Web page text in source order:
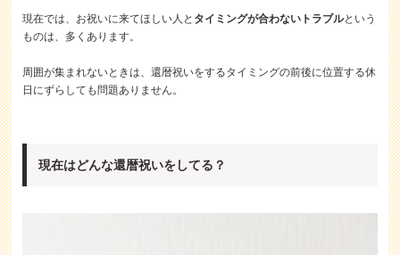
現在では、お祝いに来てほしい人と タイミングが合わないトラブルという
ものは、多くあります。
周囲が集まれないときは、還暦祝いをするタイミングの前後に位置する休
日にずらしても問題ありません。
現在はどんな還暦祝いをしてる？